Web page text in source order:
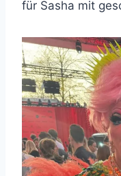
für Sasha mit